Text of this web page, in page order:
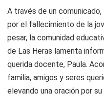
A través de un
por el fallecimiento de la
pesar, la comunidad
de Las Heras lamenta
querida docente, Paula.
familia, amigos y seres
elevando una oración por